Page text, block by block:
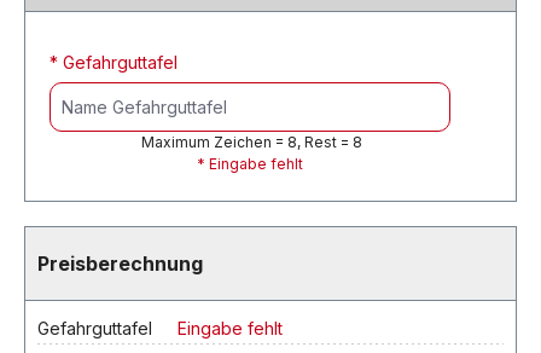
* Gefahrguttafel
Maximum Zeichen = 8, Rest = 8
* Eingabe fehlt
Preisberechnung
Gefahrguttafel Eingabe fehlt